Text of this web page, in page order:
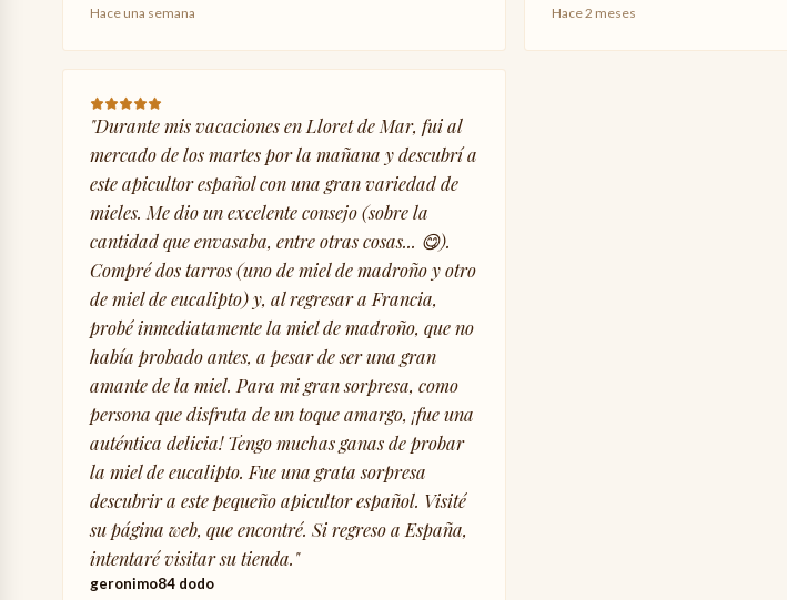
Hace una semana Hace 2 meses
"Durante mis vacaciones en Lloret de Mar, fui al
mercado de los martes por la mañana y descubrí a
este apicultor español con una gran variedad de
mieles. Me dio un excelente consejo (sobre la
cantidad que envasaba, entre otras cosas... 😋).
Compré dos tarros (uno de miel de madroño y otro
de miel de eucalipto) y, al regresar a Francia,
probé inmediatamente la miel de madroño, que no
había probado antes, a pesar de ser una gran
amante de la miel. Para mi gran sorpresa, como
persona que disfruta de un toque amargo, ¡fue una
auténtica delicia! Tengo muchas ganas de probar
la miel de eucalipto. Fue una grata sorpresa
descubrir a este pequeño apicultor español. Visité
su página web, que encontré. Si regreso a España,
intentaré visitar su tienda."
geronimo84 dodo